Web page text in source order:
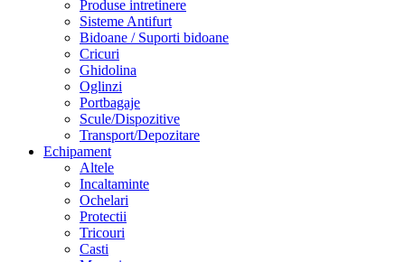
Produse intretinere
Sisteme Antifurt
Bidoane / Suporti bidoane
Cricuri
Ghidolina
Oglinzi
Portbagaje
Scule/Dispozitive
Transport/Depozitare
Echipament
Altele
Incaltaminte
Ochelari
Protectii
Tricouri
Casti